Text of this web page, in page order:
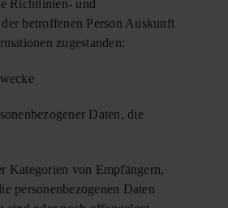
Richtlinien- und
betroffenen Person Auskunft
zugestanden:
Daten, die
Kategorien von Empfängern,
personenbezogenen Daten